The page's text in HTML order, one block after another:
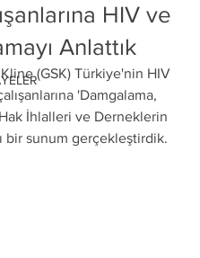
HIV ve
Anlattık
(GSK) Türkiye'nin HIV
'Damgalama,
Hak İhlalleri ve Derneklerin
bir sunum gerçekleştirdik.